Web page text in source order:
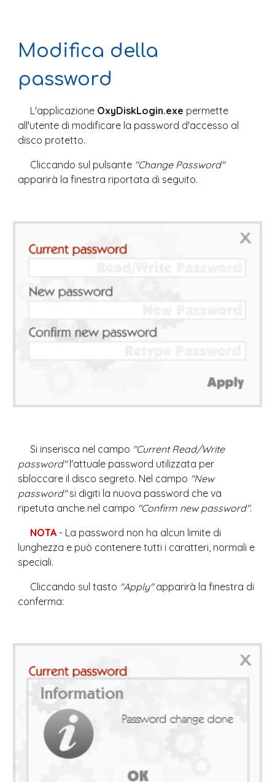
Modifica della
password
L'applicazione OxyDiskLogin.exe permette
all'utente di modificare la password d'accesso al
disco protetto.
Cliccando sul pulsante "Change Password"
apparirà la finestra riportata di seguito.
Si inserisca nel campo "Current Read/Write
password" l'attuale password utilizzata per
sbloccare il disco segreto. Nel campo "New
password" si digiti la nuova password che va
ripetuta anche nel campo "Confirm new password".
NOTA - La password non ha alcun limite di
lunghezza e può contenere tutti i caratteri, normali e
speciali.
Cliccando sul tasto "Apply" apparirà la finestra di
conferma: